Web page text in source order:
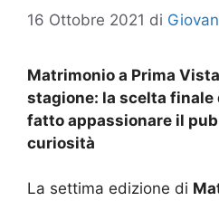
16 Ottobre 2021 di
Matrimonio a Prima
stagione: la scelta finale
fatto appassionare il
curiosità
La settima edizione di